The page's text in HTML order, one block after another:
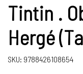
Tintin .
Hergé
SKU: 9788426108654